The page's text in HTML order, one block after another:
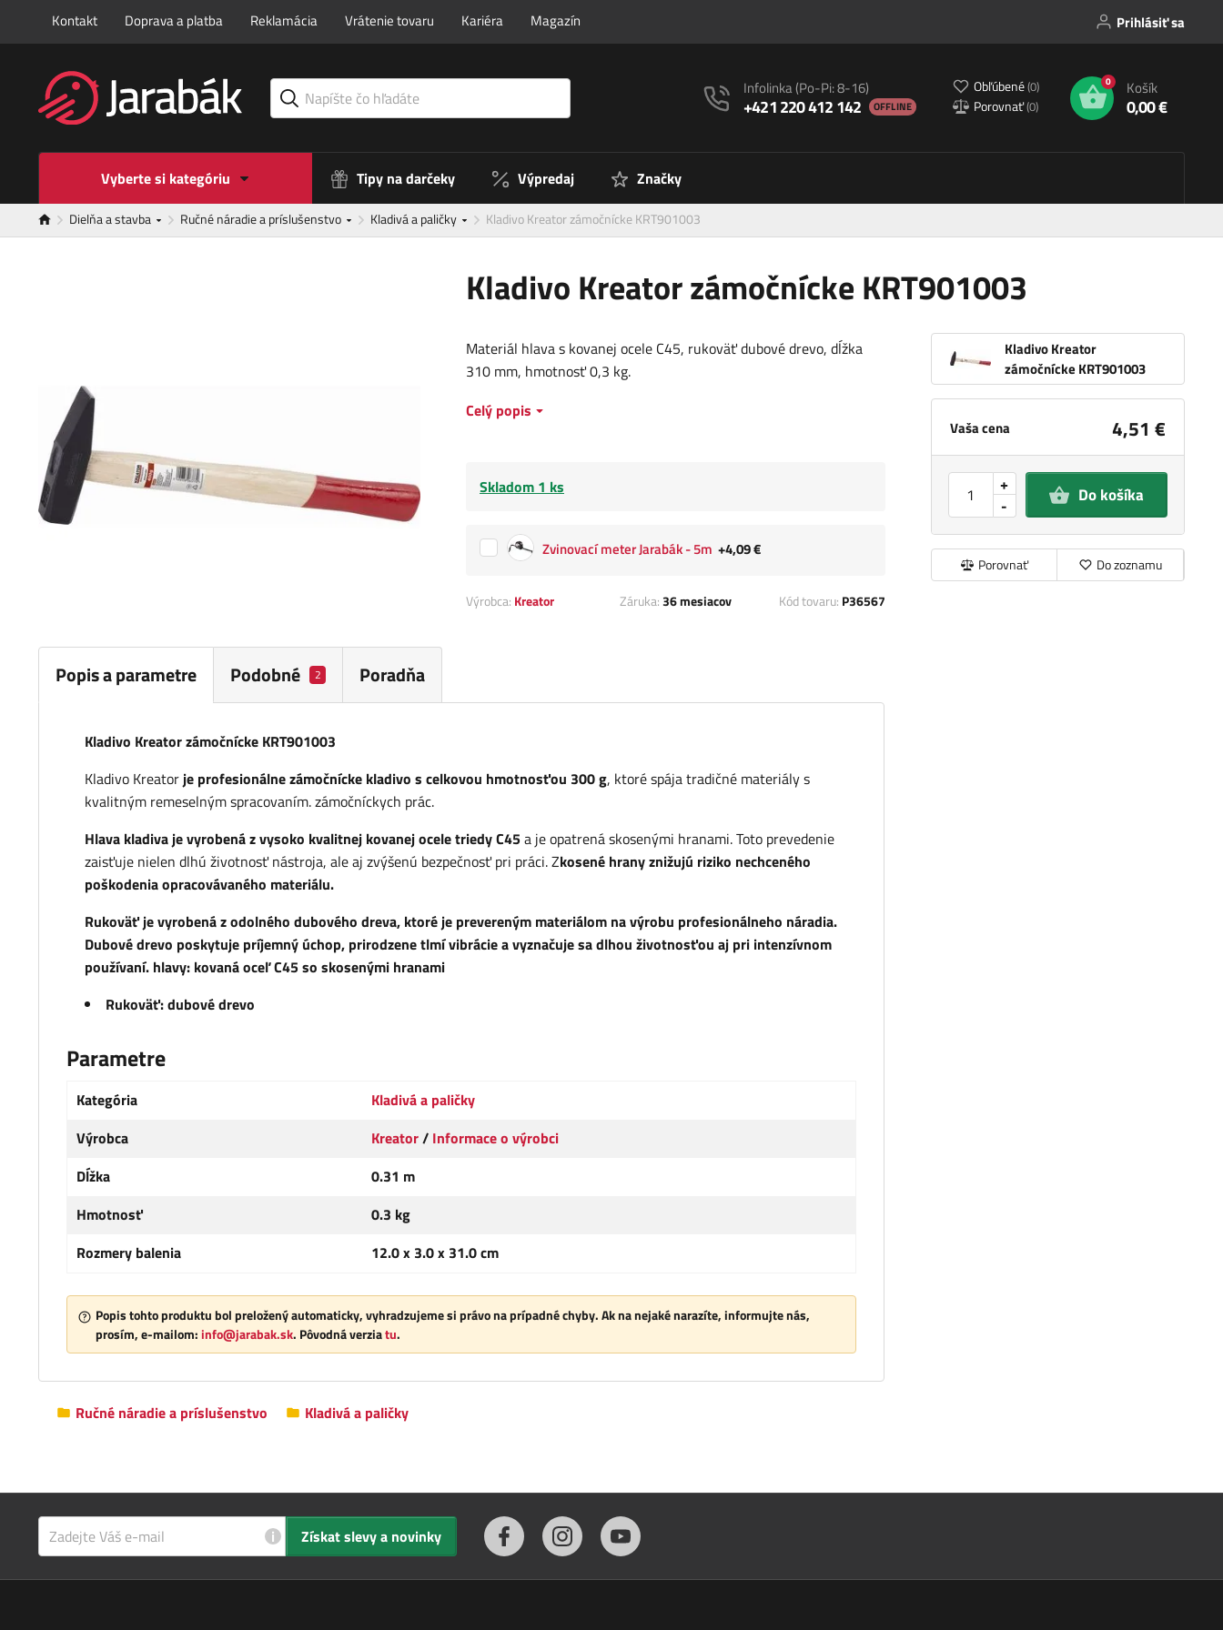
Kontakt Doprava a platba Reklamácia Vrátenie tovaru Kariéra Magazín Prihlásiť sa
Infolinka(Po-Pi: 8-16)
+421 220 412 142 OFFLINE
Obľúbené(0)
Porovnať(0)
0 Košík
0,00 €
Vyberte si kategóriu Tipy na darčeky Výpredaj Značky
Dielňa a stavba Ručné náradie a príslušenstvo Kladivá a paličky Kladivo Kreator zámočnícke KRT901003
Kladivo Kreator zámočnícke KRT901003
Kladivo Kreator
zámočnícke KRT901003
Vaša cena 4,51 €
-
+ Do košíka
Porovnať Do zoznamu
Materiál hlava s kovanej ocele C45, rukoväť dubové drevo, dĺžka
310 mm, hmotnosť 0,3 kg.
Celý popis
Skladom 1 ks
Zvinovací meter Jarabák - 5m +4,09 €
Výrobca: Kreator Záruka:36 mesiacov Kód tovaru: P36567
Popis a parametre Podobné 2 Poradňa
Kladivo Kreator zámočnícke KRT901003
Kladivo Kreatorje profesionálne zámočnícke kladivo s celkovou hmotnosťou 300 g, ktoré spája tradičné materiály s
kvalitným remeselným spracovaním. zámočníckych prác.
Hlava kladiva je vyrobená z vysoko kvalitnej kovanej ocele triedy C45a je opatrená skosenými hranami. Toto prevedenie
zaisťuje nielen dlhú životnosť nástroja, ale aj zvýšenú bezpečnosť pri práci. Zkosené hrany znižujú riziko nechceného
poškodenia opracovávaného materiálu.
Rukoväť je vyrobená z odolného dubového dreva, ktoré je prevereným materiálom na výrobu profesionálneho náradia.
Dubové drevo poskytuje príjemný úchop, prirodzene tlmí vibrácie a vyznačuje sa dlhou životnosťou aj pri intenzívnom
používaní. hlavy: kovaná oceľ C45 so skosenými hranami
Rukoväť: dubové drevo
Parametre
Kategória
Kladivá a paličky
Výrobca
Kreator/ Informace o výrobci
Dĺžka
0.31 m
Hmotnosť
0.3 kg
Rozmery balenia
12.0 x 3.0 x 31.0 cm
Popis tohto produktu bol preložený automaticky, vyhradzujeme si právo na prípadné chyby. Ak na nejaké narazíte, informujte nás,
prosím, e-mailom:info@jarabak.sk. Pôvodná verziatu.
Ručné náradie a príslušenstvo Kladivá a paličky
i Získat slevy a novinky